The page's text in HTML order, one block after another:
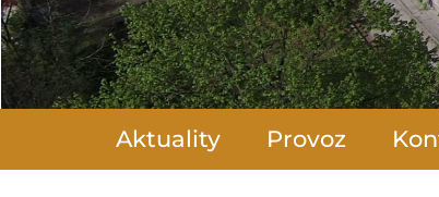
Aktuality Provoz